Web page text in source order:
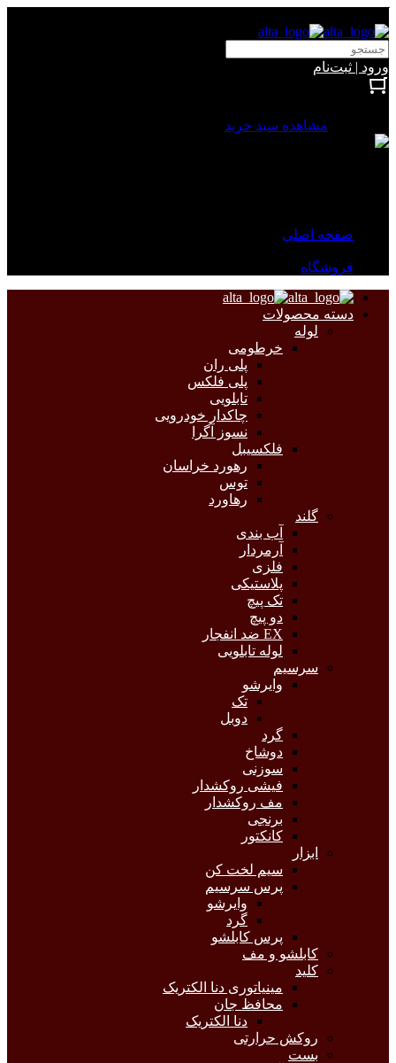
ورود | ثبت‌نام
مشاهده سبد خرید
صفحه اصلی
فروشگاه
دسته محصولات
لوله
خرطومی
پلی ران
پلی فلکس
تابلویی
چاکدار خودرویی
نسوز آگرا
فلکسیبل
رهورد خراسان
توس
رهاورد
گلند
آب بندی
آرمردار
فلزی
پلاستیکی
تک پیچ
دو پیچ
EX ضد انفجار
لوله تابلویی
سرسیم
وایرشو
تک
دوبل
گرد
دوشاخ
سوزنی
فیشی روکشدار
مف روکشدار
برنجی
کانکتور
ابزار
سیم لخت کن
پرس سرسیم
وایرشو
گرد
پرس کابلشو
کابلشو و مف
کلید
مینیاتوری دنا الکتریک
محافظ جان
دنا الکتریک
روکش حرارتی
بست